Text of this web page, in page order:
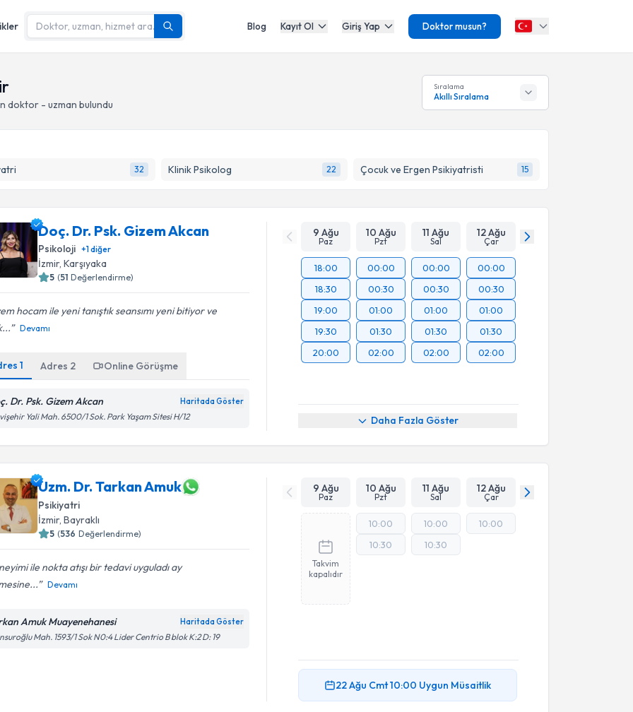
Blog Kayıt Ol Giriş Yap Doktor musun?
doktor - uzman bulundu
Sıralama
Akıllı Sıralama
32 Klinik Psikolog 22 Çocuk ve Ergen Psikiyatristi 15
Doç. Dr. Psk. Gizem Akcan
Psikoloji +1diğer
İzmir, Karşıyaka
5 (51 Değerlendirme)
hocam ile yeni tanıştık seansımı yeni bitiyor ve
Devamı
1 Adres 2 Online Görüşme
Dr. Psk. Gizem Akcan Haritada Göster
Yali Mah. 6500/1 Sok. Park Yaşam Sitesi H/12
9 Ağu
Paz
10 Ağu
Pzt
11 Ağu
Sal
12 Ağu
Çar
18:00
18:30
19:00
19:30
20:00
00:00
00:30
01:00
01:30
02:00
00:00
00:30
01:00
01:30
02:00
00:00
00:30
01:00
01:30
02:00
Daha Fazla Göster
Uzm. Dr. Tarkan Amuk
Psikiyatri
İzmir, Bayraklı
5 (536 Değerlendirme)
ile nokta atışı bir tedavi uyguladı ay
Devamı
Amuk Muayenehanesi Haritada Göster
Mah. 1593/1 Sok N0:4 Lider Centrio B blok K:2 D: 19
9 Ağu
Paz
10 Ağu
Pzt
11 Ağu
Sal
12 Ağu
Çar
Takvim
kapalıdır
10:00
10:30
10:00
10:30
10:00
22 Ağu Cmt10:00 Uygun Müsaitlik